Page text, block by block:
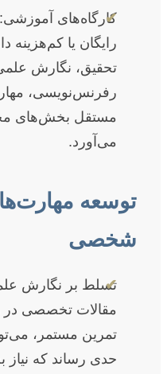
✔
کارگاه‌های
رایگان یا کم‌هزینه
تحقیق، نگارش
رفرنس‌نویسی،
مستقل بخش‌های
می‌آورد.
توسعه
شخصی
✔
تسلط بر نگارش
مقالات تخصصی در
تمرین مستمر،
حدی رساند که نیاز